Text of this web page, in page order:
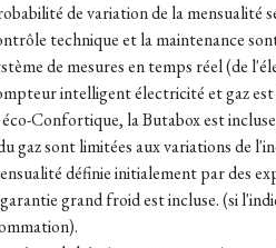
de variation de la mensualité
technique et la maintenance
de mesures en temps réel (de
intelligent électricité et gaz
Confortique, la Butabox est
gaz sont limitées aux variations de
définie initialement par des
grand froid est incluse. (si